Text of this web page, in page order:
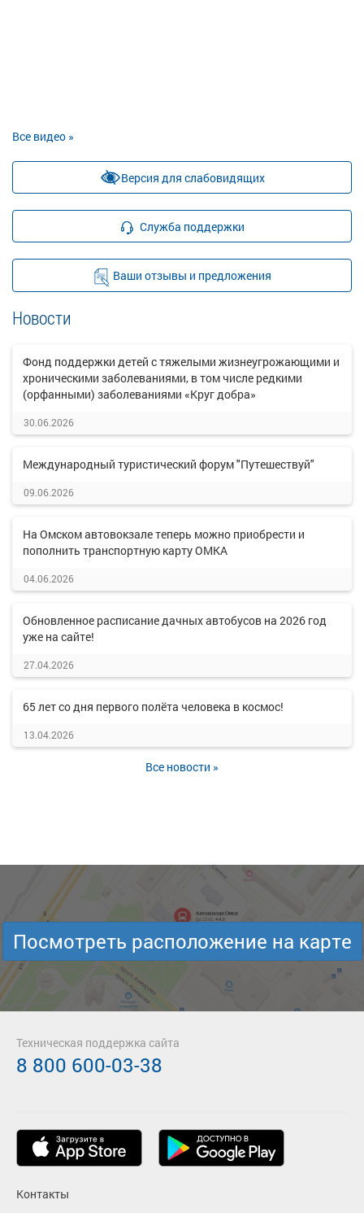
Все видео »
Версия для слабовидящих
Служба поддержки
Ваши отзывы и предложения
Новости
Фонд поддержки детей с тяжелыми жизнеугрожающими и
хроническими заболеваниями, в том числе редкими
(орфанными) заболеваниями «Круг добра»
30.06.2026
Международный туристический форум "Путешествуй"
09.06.2026
На Омском автовокзале теперь можно приобрести и
пополнить транспортную карту ОМКА
04.06.2026
Обновленное расписание дачных автобусов на 2026 год
уже на сайте!
27.04.2026
65 лет со дня первого полёта человека в космос!
13.04.2026
Все новости »
Посмотреть расположение на карте
Контакты
Техническая поддержка сайта
8 800 600-03-38